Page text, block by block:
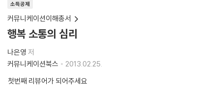
소득공제
커뮤니케이션이해총서
행복 소통의 심리
나은영 저
커뮤니케이션북스
2013.02.25.
첫번째 리뷰어가 되어주세요